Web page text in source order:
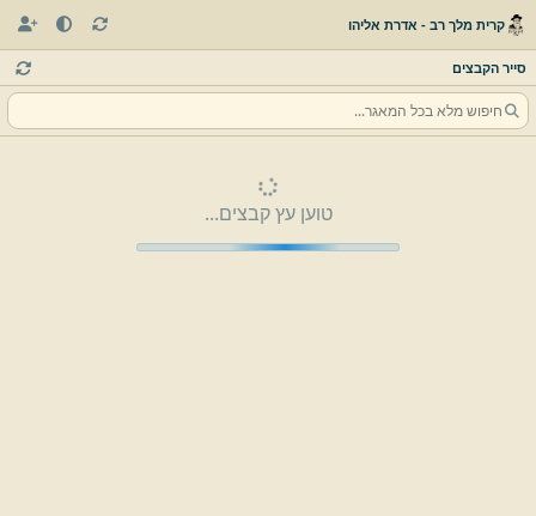
קרית מלך רב - אדרת אליהו
סייר הקבצים
טוען עץ קבצים...